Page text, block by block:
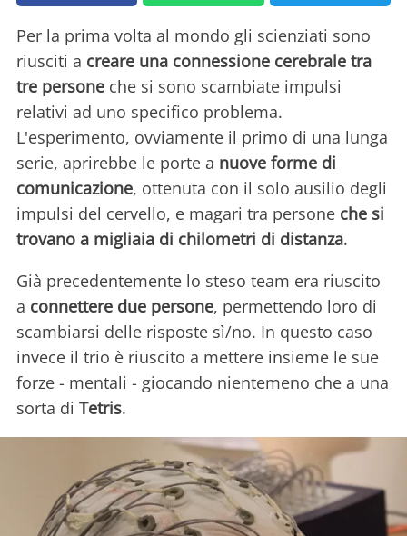
Per la prima volta al mondo gli scienziati sono
riusciti a creare una connessione cerebrale tra
tre persone che si sono scambiate impulsi
relativi ad uno specifico problema.
L'esperimento, ovviamente il primo di una lunga
serie, aprirebbe le porte a nuove forme di
comunicazione, ottenuta con il solo ausilio degli
impulsi del cervello, e magari tra persone che si
trovano a migliaia di chilometri di distanza.
Già precedentemente lo steso team era riuscito
a connettere due persone, permettendo loro di
scambiarsi delle risposte sì/no. In questo caso
invece il trio è riuscito a mettere insieme le sue
forze - mentali - giocando nientemeno che a una
sorta di Tetris.